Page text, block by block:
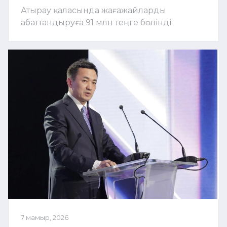
Атырау қаласында жағажайларды
абаттандыруға 91 млн теңге бөлінді.
7 мамыр, 2026